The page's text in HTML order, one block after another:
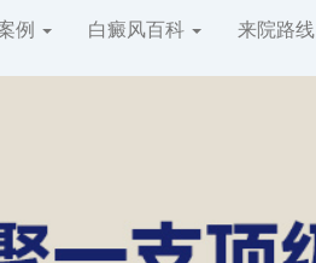
例 白癜风百科 来院路线